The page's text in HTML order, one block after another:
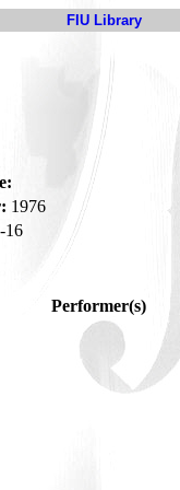
FIU Library
1976
16
Performer(s)